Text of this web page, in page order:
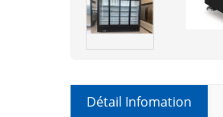
Détail Infomation